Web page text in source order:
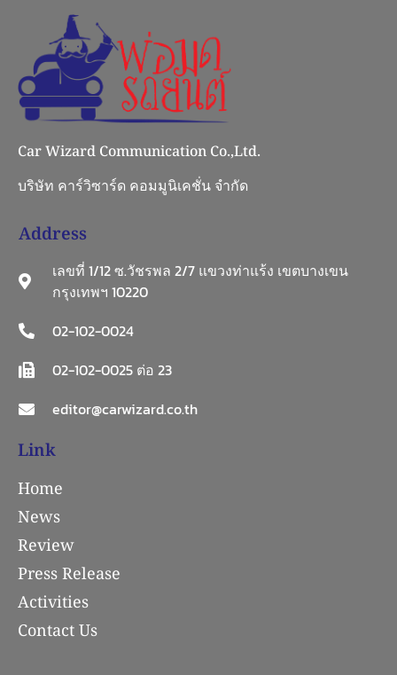
Car Wizard Communication Co.,Ltd.
บริษัท คาร์วิซาร์ด คอมมูนิเคชั่น จำกัด
Address
เลขที่ 1/12 ซ.วัชรพล 2/7 แขวงท่าแร้ง เขตบางเขน
กรุงเทพฯ 10220
02-102-0024
02-102-0025 ต่อ 23
editor@carwizard.co.th
Link
Home
News
Review
Press Release
Activities
Contact Us